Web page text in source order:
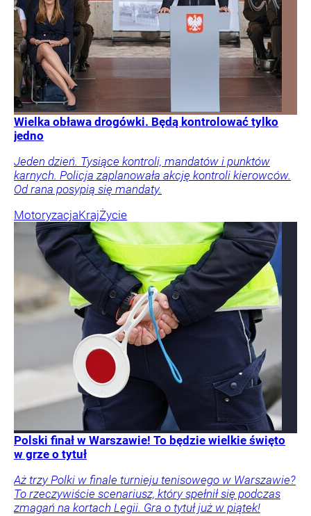
Wielka obława drogówki. Będą kontrolować tylko
jedno
Jeden dzień. Tysiące kontroli, mandatów i punktów
karnych. Policja zaplanowała akcję kontroli kierowców.
Od rana posypią się mandaty.
MotoryzacjaKrajŻycie
Polski finał w Warszawie! To będzie wielkie święto
w grze o tytuł
Aż trzy Polki w finale turnieju tenisowego w Warszawie?
To rzeczywiście scenariusz, który spełnił się podczas
zmagań na kortach Legii. Gra o tytuł już w piątek!